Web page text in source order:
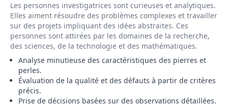
Les personnes investigatrices sont curieuses et analytiques.
Elles aiment résoudre des problèmes complexes et travailler
sur des projets impliquant des idées abstraites. Ces
personnes sont attirées par les domaines de la recherche,
des sciences, de la technologie et des mathématiques.
Analyse minutieuse des caractéristiques des pierres et
perles.
Évaluation de la qualité et des défauts à partir de critères
précis.
Prise de décisions basées sur des observations détaillées.